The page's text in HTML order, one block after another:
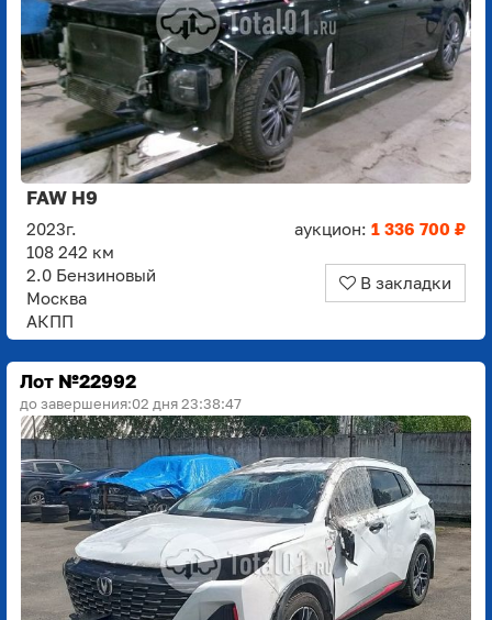
FAW H9
2023г.
108 242 км
2.0 Бензиновый
Москва
АКПП
аукцион: 1 336 700 ₽
В закладки
Лот №22992
до завершения:02 дня 23:38:45